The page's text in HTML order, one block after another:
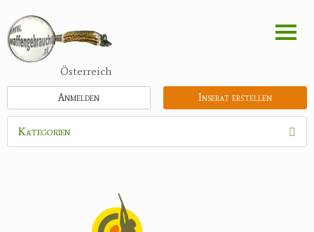
zum
Inhalt
Österreich
Inserat erstellen
Anmelden
Kategorien